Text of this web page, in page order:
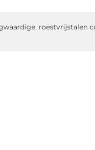
roestvrijstalen